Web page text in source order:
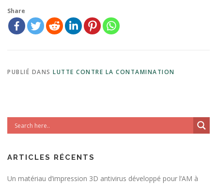
Share
PUBLIÉ DANS LUTTE CONTRE LA CONTAMINATION
ARTICLES RÉCENTS
Un matériau d’impression 3D antivirus développé pour l’AM à